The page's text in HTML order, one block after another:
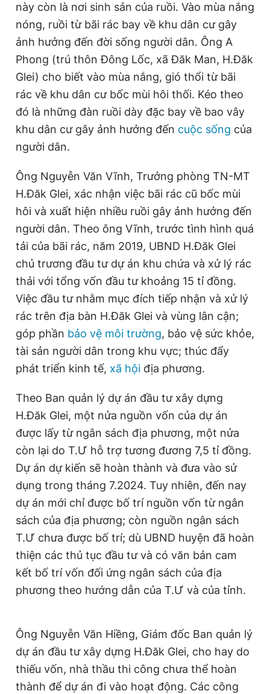
Giấy phép xuất bản số 110/GP - BTTTT cấp ngày 24.3.2020
© 2003-2026 Bản quyền thuộc về Báo Thanh Niên. Cấm sao
chép dưới mọi hình thức nếu không có sự chấp thuận bằng văn
bản. Phát triển bởi ePi Technologies, JSC.
này còn là nơi sinh sản của ruồi. Vào mùa nắng
nóng, ruồi từ bãi rác bay về khu dân cư gây
ảnh hưởng đến đời sống người dân. Ông A
Phong (trú thôn Đông Lốc, xã Đăk Man, H.Đăk
Glei) cho biết vào mùa nắng, gió thổi từ bãi
rác về khu dân cư bốc mùi hôi thối. Kéo theo
đó là những đàn ruồi dày đặc bay về bao vây
khu dân cư gây ảnh hưởng đến cuộc sống của
người dân.
Ông Nguyễn Văn Vĩnh, Trưởng phòng TN-MT
H.Đăk Glei, xác nhận việc bãi rác cũ bốc mùi
hôi và xuất hiện nhiều ruồi gây ảnh hưởng đến
người dân. Theo ông Vĩnh, trước tình hình quá
tải của bãi rác, năm 2019, UBND H.Đăk Glei
chủ trương đầu tư dự án khu chứa và xử lý rác
thải với tổng vốn đầu tư khoảng 15 tỉ đồng.
Việc đầu tư nhằm mục đích tiếp nhận và xử lý
rác trên địa bàn H.Đăk Glei và vùng lân cận;
góp phần bảo vệ môi trường, bảo vệ sức khỏe,
tài sản người dân trong khu vực; thúc đẩy
phát triển kinh tế, xã hội địa phương.
Theo Ban quản lý dự án đầu tư xây dựng
H.Đăk Glei, một nửa nguồn vốn của dự án
được lấy từ ngân sách địa phương, một nửa
còn lại do T.Ư hỗ trợ tương đương 7,5 tỉ đồng.
Dự án dự kiến sẽ hoàn thành và đưa vào sử
dụng trong tháng 7.2024. Tuy nhiên, đến nay
dự án mới chỉ được bố trí nguồn vốn từ ngân
sách của địa phương; còn nguồn ngân sách
T.Ư chưa được bố trí; dù UBND huyện đã hoàn
thiện các thủ tục đầu tư và có văn bản cam
kết bố trí vốn đối ứng ngân sách của địa
phương theo hướng dẫn của T.Ư và của tỉnh.
Ông Nguyễn Văn Hiềng, Giám đốc Ban quản lý
dự án đầu tư xây dựng H.Đăk Glei, cho hay do
thiếu vốn, nhà thầu thi công chưa thể hoàn
thành để dự án đi vào hoạt động. Các công